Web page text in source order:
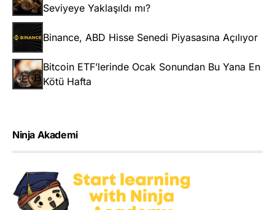
Seviyeye Yaklaşıldı mı?
Binance, ABD Hisse Senedi Piyasasına Açılıyor
Bitcoin ETF’lerinde Ocak Sonundan Bu Yana En
Kötü Hafta
Ninja Akademi